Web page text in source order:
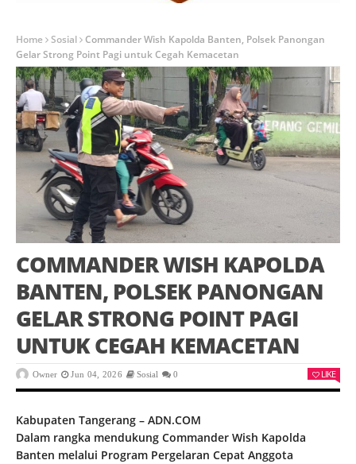
Home Sosial Commander Wish Kapolda Banten, Polsek Panongan
Gelar Strong Point Pagi untuk Cegah Kemacetan
COMMANDER WISH KAPOLDA
BANTEN, POLSEK PANONGAN
GELAR STRONG POINT PAGI
UNTUK CEGAH KEMACETAN
Owner Jun 04, 2026 Sosial 0 LIKE
Kabupaten Tangerang – ADN.COM
Dalam rangka mendukung Commander Wish Kapolda
Banten melalui Program Pergelaran Cepat Anggota